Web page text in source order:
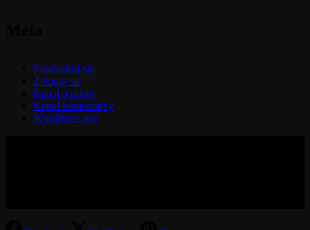
Zarejestruj się
Zaloguj się
Kanał wpisów
Kanał komentarzy
WordPress.org